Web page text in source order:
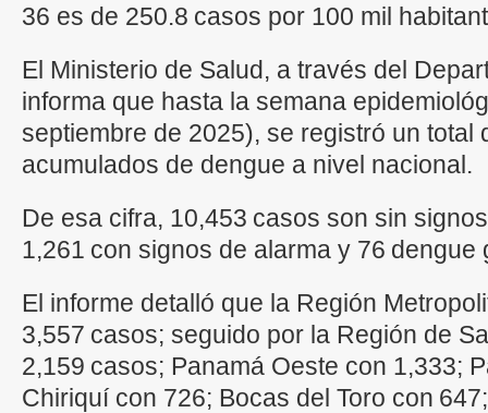
36 es de 250.8 casos por 100 mil
El Ministerio de Salud, a través del
informa que hasta la semana
septiembre de 2025), se registró un total
acumulados de dengue a nivel nacional.
De esa cifra, 10,453 casos son sin
1,261 con signos de alarma y 76
El informe detalló que la Región
3,557 casos; seguido por la Región de
2,159 casos; Panamá Oeste con 1,333;
Chiriquí con 726; Bocas del Toro con